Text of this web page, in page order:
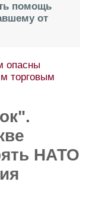
помощь
от
опасны
торговым
НАТО